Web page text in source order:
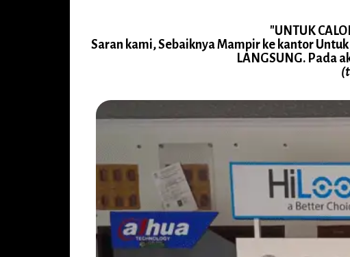
"UNTUK
Saran kami, Sebaiknya Mampir ke kantor
LANGSUNG. Pada